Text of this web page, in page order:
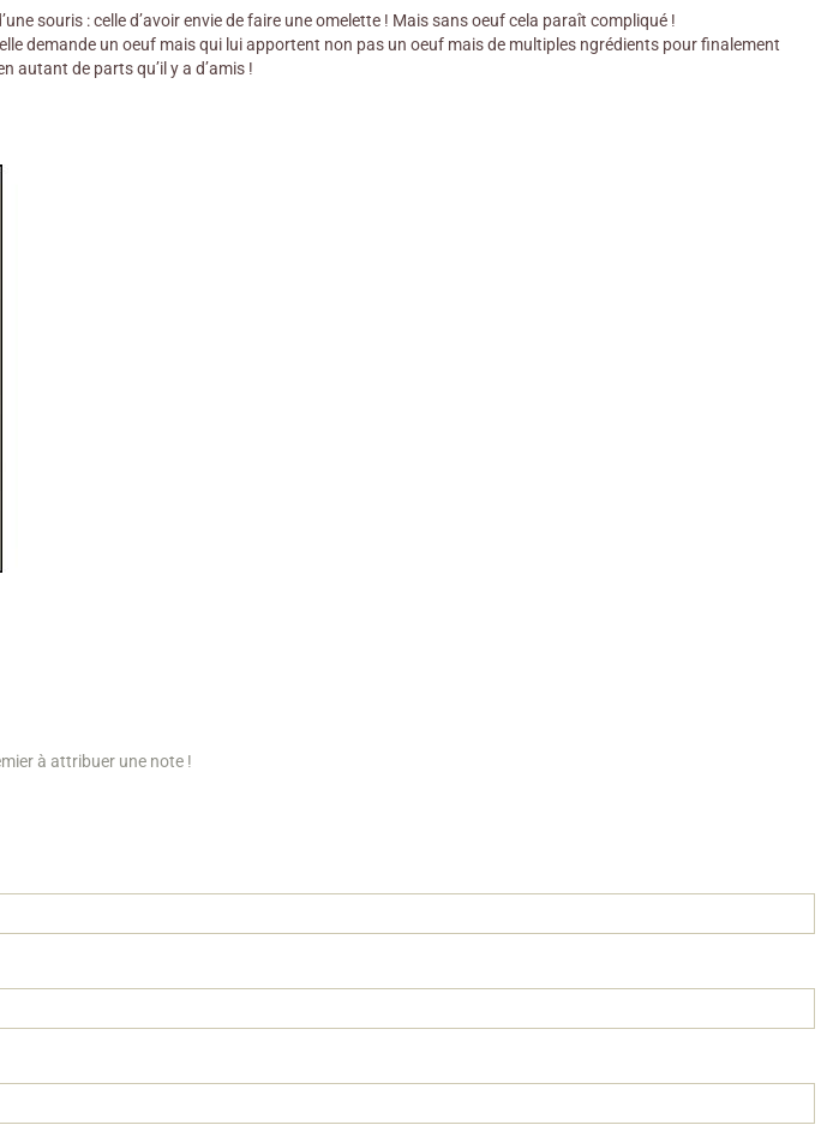
souris : celle d’avoir envie de faire une omelette ! Mais sans oeuf cela paraît compliqué !
demande un oeuf mais qui lui apportent non pas un oeuf mais de multiples ngrédients pour finalement
autant de parts qu’il y a d’amis !
à attribuer une note !